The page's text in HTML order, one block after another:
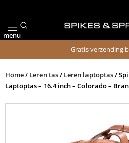
de
inhoud
menu
Gratis verzending
Home/ Leren tas/ Leren laptoptas/
Laptoptas – 16.4 inch – Colorado –